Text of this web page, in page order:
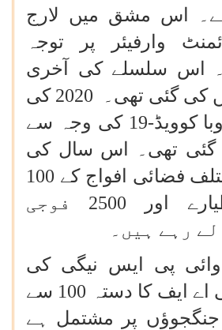
اس مشق میں لارج
وارفیئر پر توجہ
اس سلسلے کی آخری
مشق2018 میں کی گئی تھی۔ 2020 کی
مشق عالمی وبا کوویڈ-19 کی وجہ سے
گئی تھی۔ اس سال کی
مشق میں مختلف فضائی افواج کے 100
سے زائد طیارے اور 2500 فوجی
رہے ہیں۔
پی ایس نیگی کی
قیادت میں آئی اے ایف کا دستہ 100 سے
جنگجوؤں پر مشتمل ہے